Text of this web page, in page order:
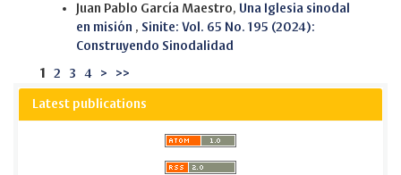
Juan Pablo García Maestro, Una Iglesia sinodal
en misión , Sinite: Vol. 65 No. 195 (2024):
Construyendo Sinodalidad
1 2 3 4 > >>
Latest publications